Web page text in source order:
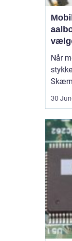
aalborg
Når
svært
30